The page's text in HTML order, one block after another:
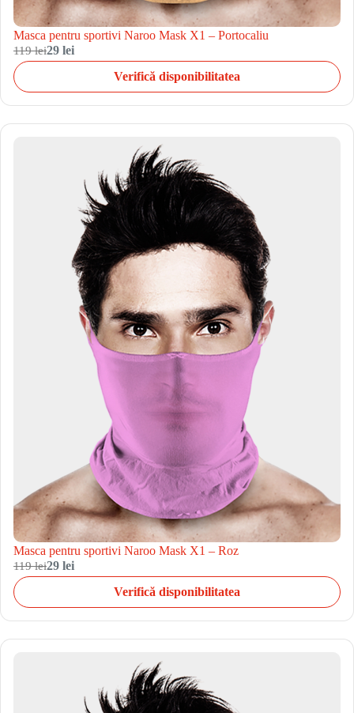
Masca pentru sportivi Naroo Mask X1 – Portocaliu
119 lei29 lei
Verifică disponibilitatea
Masca pentru sportivi Naroo Mask X1 – Roz
119 lei29 lei
Verifică disponibilitatea